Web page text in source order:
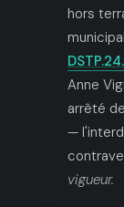
hors
Anne
arrêté
—
vigueur.